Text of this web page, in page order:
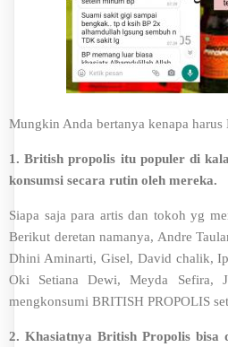
Mungkin Anda bertanya kenapa harus
1. British propolis itu populer di
konsumsi secara rutin oleh mereka.
Siapa saja para artis dan tokoh yg
Berikut deretan namanya, Andre
Dhini Aminarti, Gisel, David chalik,
Oki Setiana Dewi, Meyda Sefira,
mengkonsumi BRITISH PROPOLIS
2. Khasiatnya British Propolis bisa